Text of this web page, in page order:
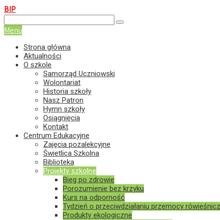
BIP
Menu
Strona główna
Aktualności
O szkole
Samorząd Uczniowski
Wolontariat
Historia szkoły
Nasz Patron
Hymn szkoły
Osiągnięcia
Kontakt
Centrum Edukacyjne
Zajęcia pozalekcyjne
Świetlica Szkolna
Biblioteka
Projekty szkolne
Bieg po zdrowie
Porozumienie bez krzyku
Kurs na odporność
Tydzień o przeciwdziałaniu przemocy
Produkty ekologiczne